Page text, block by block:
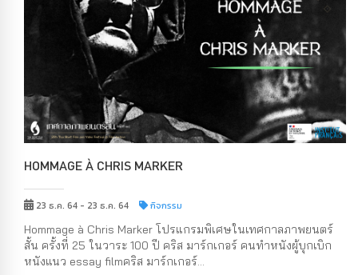
HOMMAGE À CHRIS MARKER
23 ธ.ค. 64 - 23 ธ.ค. 64 กิจกรรม
Hommage à Chris Marker โปรแกรมพิเศษในเทศกาลภาพยนตร์
สั้น ครั้งที่ 25 ในวาระ 100 ปี คริส มาร์กเกอร์ คนทำหนังผู้บุกเบิก
หนังแนว essay filmคริส มาร์กเกอร์...